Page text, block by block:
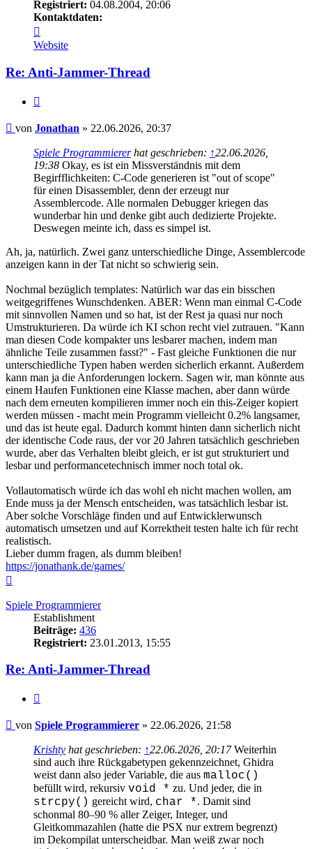
Registriert: 04.08.2004, 20:06
Kontaktdaten:
von
Jonathan
Website
Re: Anti-Jammer-Thread
Beitrag
von Jonathan » 22.06.2026, 20:37
Spiele Programmiererhat geschrieben: ↑22.06.2026,
19:38 Okay, es ist ein Missverständnis mit dem
Begirfflichkeiten: C-Code generieren ist "out of scope"
für einen Disassembler, denn der erzeugt nur
Assemblercode. Alle normalen Debugger kriegen das
wunderbar hin und denke gibt auch dedizierte Projekte.
Deswegen meinte ich, dass es simpel ist.
Ah, ja, natürlich. Zwei ganz unterschiedliche Dinge, Assemblercode
anzeigen kann in der Tat nicht so schwierig sein.
Nochmal bezüglich templates: Natürlich war das ein bisschen
weitgegriffenes Wunschdenken. ABER: Wenn man einmal C-Code
mit sinnvollen Namen und so hat, ist der Rest ja quasi nur noch
Umstrukturieren. Da würde ich KI schon recht viel zutrauen. "Kann
man diesen Code kompakter uns lesbarer machen, indem man
ähnliche Teile zusammen fasst?" - Fast gleiche Funktionen die nur
unterschiedliche Typen haben werden sicherlich erkannt. Außerdem
kann man ja die Anforderungen lockern. Sagen wir, man könnte aus
einem Haufen Funktionen eine Klasse machen, aber dann würde
nach dem erneuten kompilieren immer noch ein this-Zeiger kopiert
werden müssen - macht mein Programm vielleicht 0.2% langsamer,
und das ist heute egal. Dadurch kommt hinten dann sicherlich nicht
der identische Code raus, der vor 20 Jahren tatsächlich geschrieben
wurde, aber das Verhalten bleibt gleich, er ist gut strukturiert und
lesbar und performancetechnisch immer noch total ok.
Vollautomatisch würde ich das wohl eh nicht machen wollen, am
Ende muss ja der Mensch entscheiden, was tatsächlich lesbar ist.
Aber solche Vorschläge finden und auf Entwicklerwunsch
automatisch umsetzen und auf Korrektheit testen halte ich für recht
realistisch.
Lieber dumm fragen, als dumm bleiben!
https://jonathank.de/games/
Spiele Programmierer
Establishment
Beiträge: 436
Registriert: 23.01.2013, 15:55
Re: Anti-Jammer-Thread
Beitrag
von Spiele Programmierer » 22.06.2026, 21:58
Krishty hat geschrieben: ↑22.06.2026, 20:17Weiterhin
sind auch ihre Rückgabetypen gekennzeichnet, Ghidra
weist dann also jeder Variable, die aus malloc()
befüllt wird, rekursiv void * zu. Und jeder, die in
strcpy() gereicht wird, char *. Damit sind
schonmal 80–90 % aller Zeiger, Integer, und
Gleitkommazahlen (hatte die PSX nur extrem begrenzt)
im Dekompilat unterscheidbar. Man weiß zwar noch